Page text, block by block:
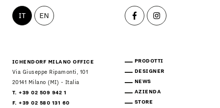
IT EN
ICHENDORF MILANO OFFICE
Via Giuseppe Ripamonti, 101
20141 Milano (MI) - Italia
T. +39 02 509 942 1
F. +39 02 580 131 60
PRODOTTI
DESIGNER
NEWS
AZIENDA
STORE